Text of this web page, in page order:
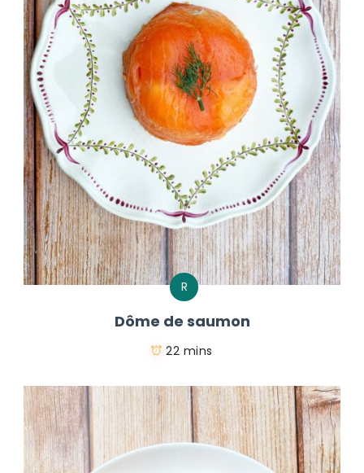
R
Dôme de saumon
22 mins